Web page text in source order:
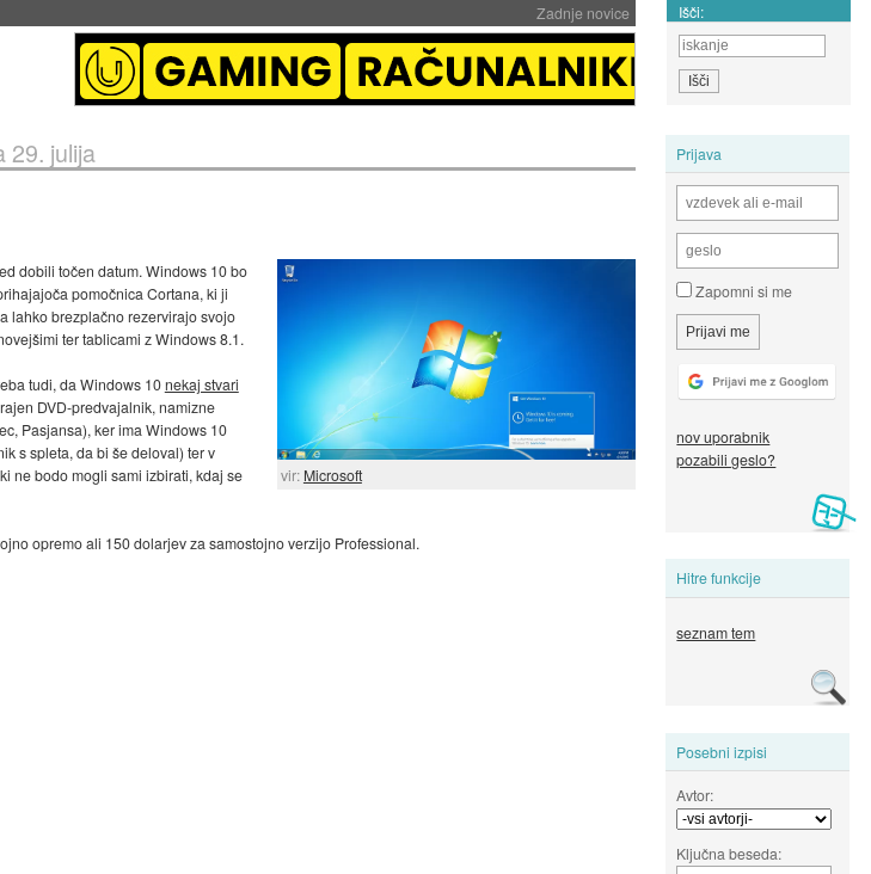
Zadnje novice Išči:
Prijava
Zapomni si me
nov uporabnik
pozabili geslo?
Hitre funkcije
seznam tem
Posebni izpisi
Avtor:
Ključna beseda:
29. julija
vir: Microsoft
dobili točen datum. Windows 10 bo
pomočnica Cortana, ki ji
lahko brezplačno rezervirajo svojo
ter tablicami z Windows 8.1.
tudi, da Windows 10nekaj stvari
DVD-predvajalnik, namizne
Pasjansa), ker ima Windows 10
s spleta, da bi še deloval) ter v
ne bodo mogli sami izbirati, kdaj se
opremo ali 150 dolarjev za samostojno verzijo Professional.